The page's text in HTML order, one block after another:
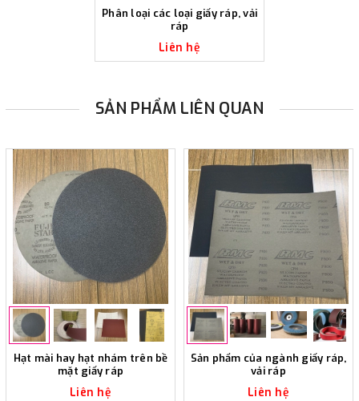
Phân loại các loại giấy ráp, vải
ráp
Liên hệ
SẢN PHẨM LIÊN QUAN
Hạt mài hay hạt nhám trên bề
mặt giấy ráp
Liên hệ
Sản phẩm của ngành giấy ráp,
vải ráp
Liên hệ